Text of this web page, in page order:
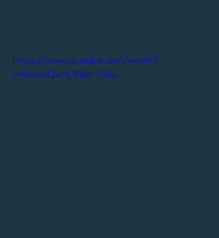
https://www.youtube.com/watch?
v=kkrdeQaHL38&t=256s